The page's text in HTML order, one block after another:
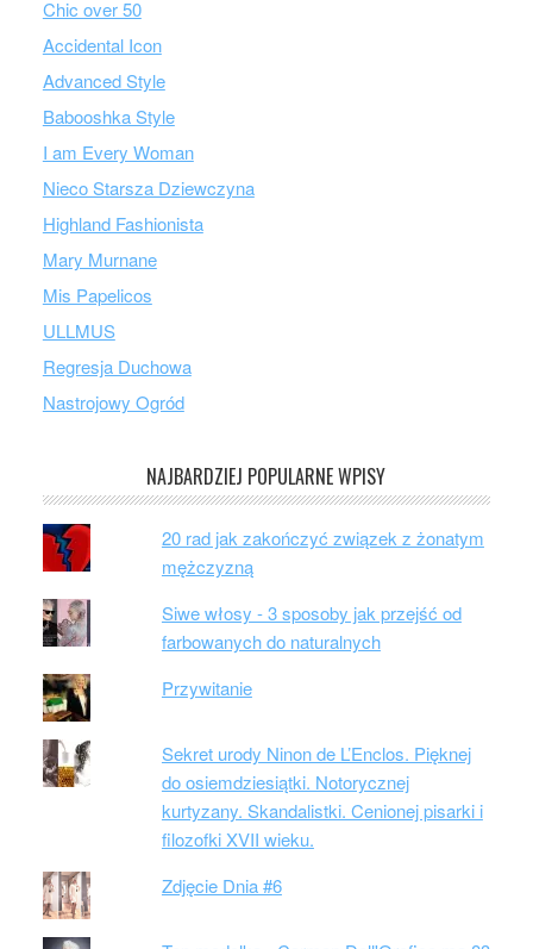
Chic over 50
Accidental Icon
Advanced Style
Babooshka Style
I am Every Woman
Nieco Starsza Dziewczyna
Highland Fashionista
Mary Murnane
Mis Papelicos
ULLMUS
Regresja Duchowa
Nastrojowy Ogród
NAJBARDZIEJ POPULARNE WPISY
20 rad jak zakończyć związek z żonatym
mężczyzną
Siwe włosy - 3 sposoby jak przejść od
farbowanych do naturalnych
Przywitanie
Sekret urody Ninon de L’Enclos. Pięknej
do osiemdziesiątki. Notorycznej
kurtyzany. Skandalistki. Cenionej pisarki i
filozofki XVII wieku.
Zdjęcie Dnia #6